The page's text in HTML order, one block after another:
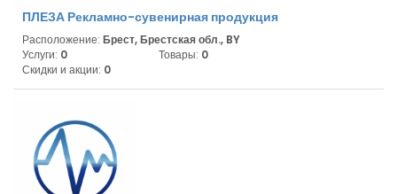
ПЛЕЗА Рекламно-сувенирная продукция
Расположение: Брест, Брестская обл., BY
Услуги: 0 Товары: 0
Скидки и акции: 0